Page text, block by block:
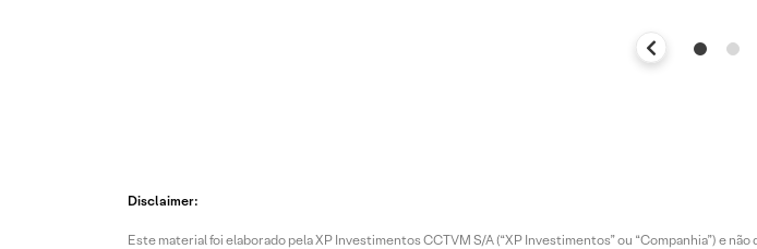
Disclaimer:
Este material foi elaborado pela XP Investimentos CCTVM S/A (“XP Investimentos” ou “Companhia”) e